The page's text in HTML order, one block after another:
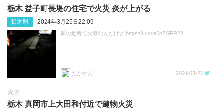
栃木 益子町長堤の住宅で火災 炎が上がる
栃木県 2024年3月25日22:09
家の近所で火事なんだけど https://t.co/m6nZSlFR23
たかやん 2024-03-25
火災
栃木 真岡市上大田和付近で建物火災